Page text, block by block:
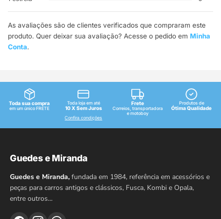
As avaliações são de clientes verificados que compraram este
produto. Quer deixar sua avaliação? Acesse o pedido em Minha
Conta.
Toda sua compra
em um único FRETE
Toda loja em até
10 X Sem Juros
Confira condições
Frete
Correios, transportadora
e motoboy
Produtos de
Ótima Qualidade
Guedes e Miranda
Guedes e Miranda, fundada em 1984, referência em acessórios e
peças para carros antigos e clássicos, Fusca, Kombi e Opala,
entre outros…